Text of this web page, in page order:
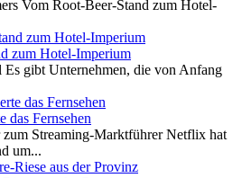
Vom Root-Beer-Stand zum Hotel-
zum Hotel-Imperium
gibt Unternehmen, die von Anfang
das Fernsehen
Streaming-Marktführer Netflix hat
um...